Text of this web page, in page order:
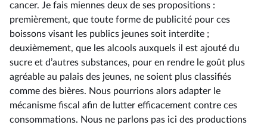
cancer. Je fais miennes deux de ses propositions :
premièrement, que toute forme de publicité pour ces
boissons visant les publics jeunes soit interdite ;
deuxièmement, que les alcools auxquels il est ajouté du
sucre et d’autres substances, pour en rendre le goût plus
agréable au palais des jeunes, ne soient plus classifiés
comme des bières. Nous pourrions alors adapter le
mécanisme fiscal afin de lutter efficacement contre ces
consommations. Nous ne parlons pas ici des productions